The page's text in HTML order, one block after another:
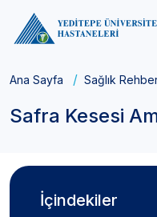
Ana Sayfa Sağlık
Safra Kesesi
İçindekiler